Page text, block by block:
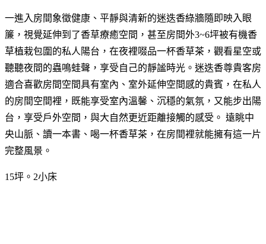
一進入房間象徵健康、平靜與清新的迷迭香綠牆隨即映入眼
簾，視覺延伸到了香草療癒空間，甚至房間外3~6坪被有機香
草植栽包圍的私人陽台，在夜裡啜品一杯香草茶，觀看星空或
聽聽夜間的蟲鳴蛙聲，享受自己的靜謐時光。迷迭香尊貴客房
適合喜歡房間空間具有室內、室外延伸空間感的貴賓，在私人
的房間空間裡，既能享受室內溫馨、沉穩的氣氛，又能步出陽
台，享受戶外空間，與大自然更近距離接觸的感受。 遠眺中
央山脈、讀一本書、喝一杯香草茶，在房間裡就能擁有這一片
完整風景。
15坪。2小床